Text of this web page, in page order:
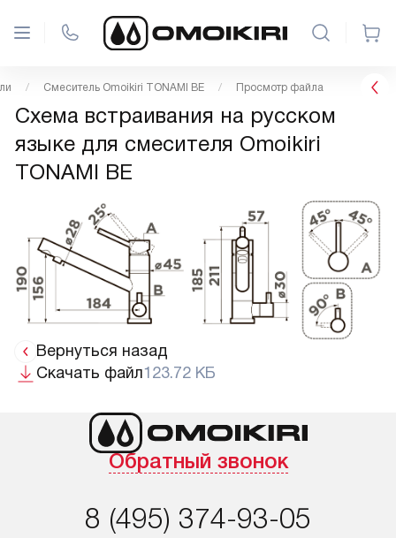
Смеситель Omoikiri TONAMI BE Просмотр файла
Схема встраивания на русском
языке для смесителя Omoikiri
TONAMI BE
Вернуться назад
Скачать файл123.72 КБ
Обратный звонок
8 (495) 374-93-05